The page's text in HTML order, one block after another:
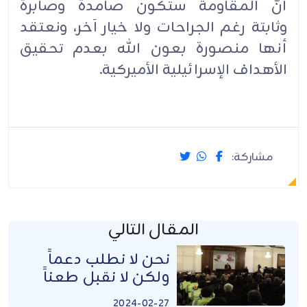
أنَّ المقاومة ستكون صامدة وصابرة
وثابتة رغم الجراحات ولا خيار آخر، ونعتقد
أنها منصورة بعون الله بعدم تحقيق
الأهداف الإسرائيلية الأميركية.
مشاركة:
المقال التالي
نحن لا نطلب دعماً
ولكن لا نقبل طعناً
2024-02-27